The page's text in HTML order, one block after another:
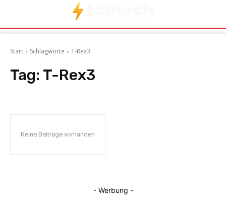
Start Schlagworte T-Rex3
Tag: T-Rex3
Keine Beiträge vorhanden
- Werbung -